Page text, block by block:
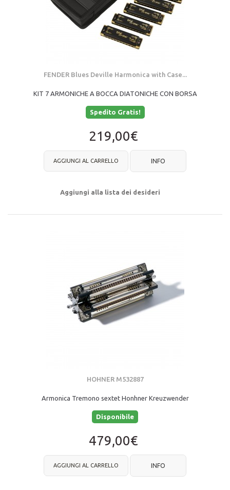
FENDER Blues Deville Harmonica with Case...
KIT 7 ARMONICHE A BOCCA DIATONICHE CON BORSA
Spedito Gratis!
219,00€
AGGIUNGI AL CARRELLO INFO
Aggiungi alla lista dei desideri
HOHNER M532887
Armonica Tremono sextet Honhner Kreuzwender
Disponibile
479,00€
AGGIUNGI AL CARRELLO INFO